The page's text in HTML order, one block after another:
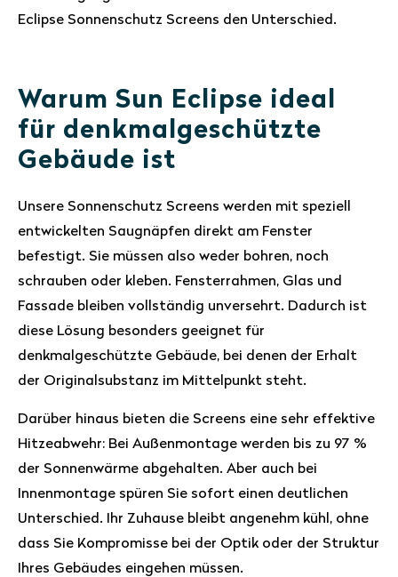
Eclipse Sonnenschutz Screens den Unterschied.
Warum Sun Eclipse ideal
für denkmalgeschützte
Gebäude ist
Unsere Sonnenschutz Screens werden mit speziell
entwickelten Saugnäpfen direkt am Fenster
befestigt. Sie müssen also weder bohren, noch
schrauben oder kleben. Fensterrahmen, Glas und
Fassade bleiben vollständig unversehrt. Dadurch ist
diese Lösung besonders geeignet für
denkmalgeschützte Gebäude, bei denen der Erhalt
der Originalsubstanz im Mittelpunkt steht.
Darüber hinaus bieten die Screens eine sehr effektive
Hitzeabwehr: Bei Außenmontage werden bis zu 97 %
der Sonnenwärme abgehalten. Aber auch bei
Innenmontage spüren Sie sofort einen deutlichen
Unterschied. Ihr Zuhause bleibt angenehm kühl, ohne
dass Sie Kompromisse bei der Optik oder der Struktur
Ihres Gebäudes eingehen müssen.